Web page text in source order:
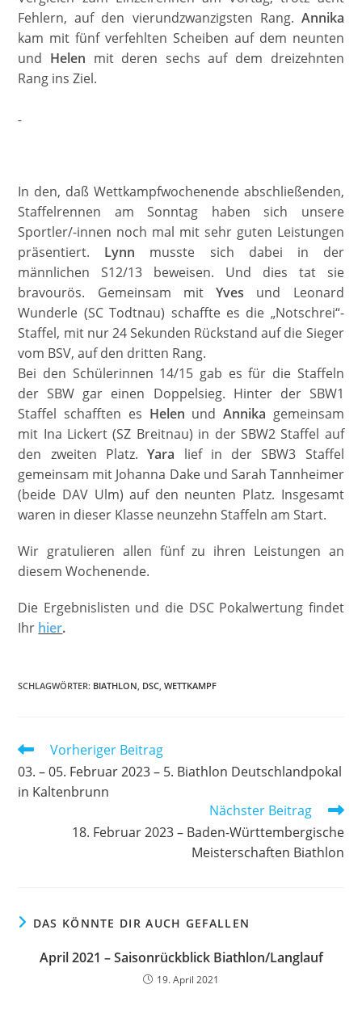
Fehlern, auf den vierundzwanzigsten Rang. Annika
kam mit fünf verfehlten Scheiben auf dem neunten
und Helen mit deren sechs auf dem dreizehnten
Rang ins Ziel.
In den, daß Wettkampfwochenende abschließenden,
Staffelrennen am Sonntag haben sich unsere
Sportler/-innen noch mal mit sehr guten Leistungen
präsentiert. Lynn musste sich dabei in der
männlichen S12/13 beweisen. Und dies tat sie
bravourös. Gemeinsam mitYves und Leonard
Wunderle (SC Todtnau) schaffte es die „Notschrei“-
Staffel, mit nur 24 Sekunden Rückstand auf die Sieger
vom BSV, auf den dritten Rang.
Bei den Schülerinnen 14/15 gab es für die Staffeln
der SBW gar einen Doppelsieg. Hinter der SBW1
Staffel schafften es Helen und Annika gemeinsam
mit Ina Lickert (SZ Breitnau) in der SBW2 Staffel auf
den zweiten Platz.Yara lief in der SBW3 Staffel
gemeinsam mit Johanna Dake und Sarah Tannheimer
(beide DAV Ulm) auf den neunten Platz. Insgesamt
waren in dieser Klasse neunzehn Staffeln am Start.
Wir gratulieren allen fünf zu ihren Leistungen an
diesem Wochenende.
Die Ergebnislisten und die DSC Pokalwertung findet
Ihr hier.
SCHLAGWÖRTER: BIATHLON, DSC, WETTKAMPF
Weitere
Artikel
ansehen
Vorheriger Beitrag
03. – 05. Februar 2023 – 5. Biathlon Deutschlandpokal
in Kaltenbrunn
Nächster Beitrag
18. Februar 2023 – Baden-Württembergische
Meisterschaften Biathlon
DAS KÖNNTE DIR AUCH GEFALLEN
April 2021 – Saisonrückblick Biathlon/Langlauf
19. April 2021